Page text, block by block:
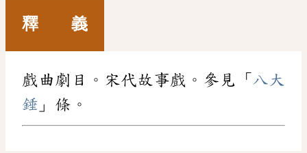
釋 義
戲曲劇目。宋代故事戲。參見「 八大
錘 」條。